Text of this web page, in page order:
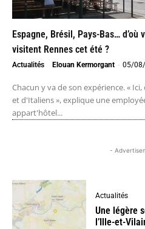
Espagne, Brésil, Pays-Bas…
visitent Rennes cet été ?
Actualités Elouan Kermorgant - 05/
Chacun y va de son expérience. «
et d'Italiens », explique une
appart'hôtel...
-
Actualités
Une légère
l’Ille-et-